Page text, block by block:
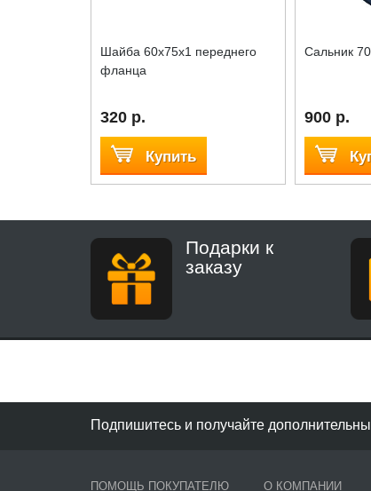
Шайба 60x75x1 переднего
фланца
320 р.
Купить
Сальник
900 р.
Подарки к
заказу
Подпишитесь и получайте
ПОМОЩЬ ПОКУПАТЕЛЮ О КОМПАНИИ